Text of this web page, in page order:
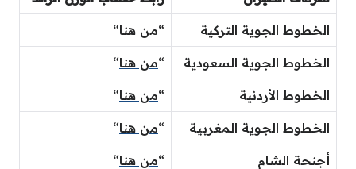
الخطوط الجوية التركية “من هنا“
الخطوط الجوية السعودية “من هنا“
الخطوط الأردنية “من هنا“
الخطوط الجوية المغربية “من هنا“
أجنحة الشام “من هنا“